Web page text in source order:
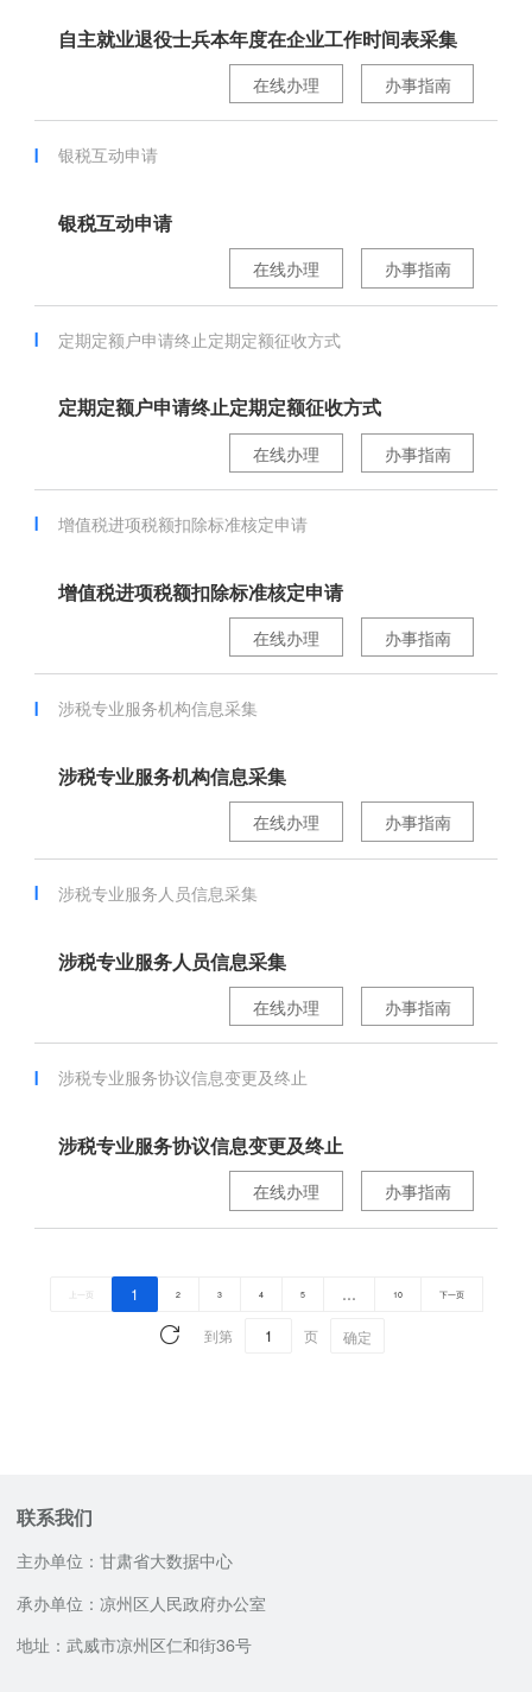
自主就业退役士兵本年度在企业工作时间表采集
办事指南
在线办理
银税互动申请
银税互动申请
办事指南
在线办理
定期定额户申请终止定期定额征收方式
定期定额户申请终止定期定额征收方式
办事指南
在线办理
增值税进项税额扣除标准核定申请
增值税进项税额扣除标准核定申请
办事指南
在线办理
涉税专业服务机构信息采集
涉税专业服务机构信息采集
办事指南
在线办理
涉税专业服务人员信息采集
涉税专业服务人员信息采集
办事指南
在线办理
涉税专业服务协议信息变更及终止
涉税专业服务协议信息变更及终止
办事指南
在线办理
上一页 1 2 3 4 5 … 10 下一页
到第 页 确定
联系我们
主办单位：甘肃省大数据中心
承办单位：凉州区人民政府办公室
地址：武威市凉州区仁和街36号